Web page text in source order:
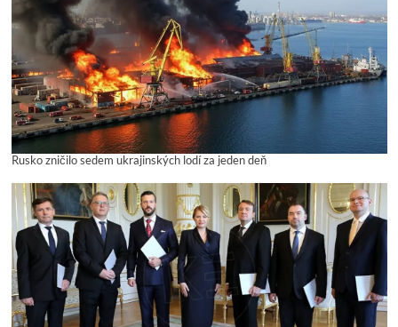
Rusko zničilo sedem ukrajinských lodí za jeden deň